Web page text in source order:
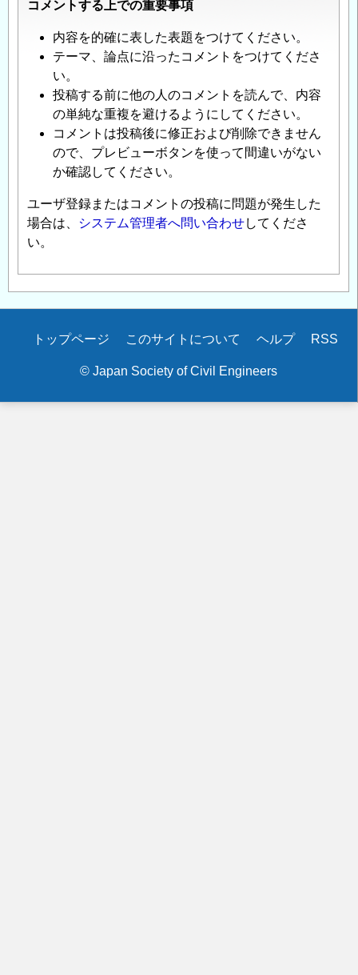
コメントする上での重要事項
内容を的確に表した表題をつけてください。
テーマ、論点に沿ったコメントをつけてくださ
い。
投稿する前に他の人のコメントを読んで、内容
の単純な重複を避けるようにしてください。
コメントは投稿後に修正および削除できません
ので、プレビューボタンを使って間違いがない
か確認してください。
ユーザ登録またはコメントの投稿に問題が発生した
場合は、
システム管理者へ問い合わせしてくださ
い。
Secondary
トップページ このサイトについて ヘルプ RSS
© Japan Society of Civil Engineers